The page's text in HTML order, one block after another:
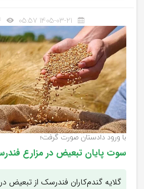
1405-03-21 05:57
با ورود دادستان صورت گرفت؛
سوت پایان تبعیض در مزارع
گلایه گندم‌کاران فندرسک از تبعیض در